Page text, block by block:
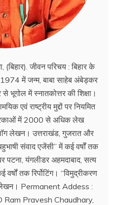
(बिहार). जीवन परिचय : बिहार के
में जन्म, बाबा साहेब अंबेड्कर
भूगोल में स्नातकोत्तर की शिक्षा।
एवं राष्ट्रीय मुद्दों पर नियमित
में 2000 से अधिक लेख
लेखन। उत्तराखंड, गुजरात और
संवाद एजेंसी’’ में कई वर्षों तक
यंगलीडर अहमदाबाद, सत्य
तक रिर्पोटिंग। ‘‘विमुद्रीकरण
लेखन। Permanent Addess :
Ram Pravesh Chaudhary,